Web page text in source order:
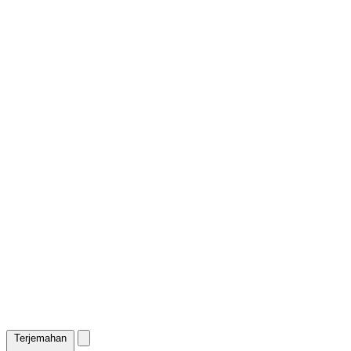
Terjemahan